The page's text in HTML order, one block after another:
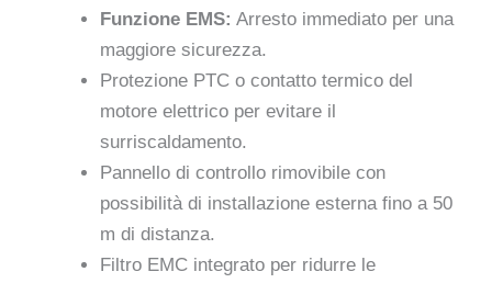
Funzione EMS: Arresto immediato per una
maggiore sicurezza.
Protezione PTC o contatto termico del
motore elettrico per evitare il
surriscaldamento.
Pannello di controllo rimovibile con
possibilità di installazione esterna fino a 50
m di distanza.
Filtro EMC integrato per ridurre le